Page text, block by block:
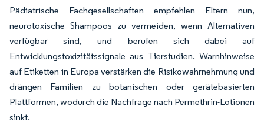
Pädiatrische Fachgesellschaften empfehlen Eltern nun,
neurotoxische Shampoos zu vermeiden, wenn Alternativen
verfügbar sind, und berufen sich dabei auf
Entwicklungstoxizitätssignale aus Tierstudien. Warnhinweise
auf Etiketten in Europa verstärken die Risikowahrnehmung und
drängen Familien zu botanischen oder gerätebasierten
Plattformen, wodurch die Nachfrage nach Permethrin-Lotionen
sinkt.